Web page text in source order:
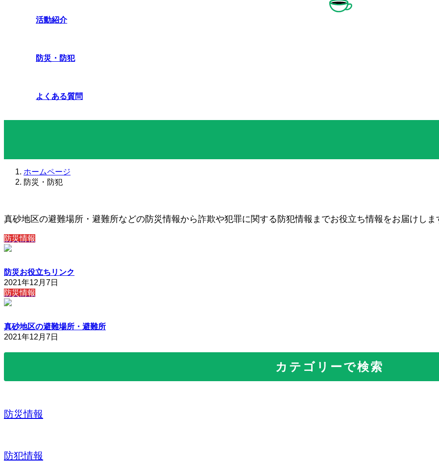
活動紹介
防災・防犯
よくある質問
ホームページ
防災・防犯
真砂地区の避難場所・避難所などの防災情報から詐欺や犯罪に関する防犯情報までお役立ち情報をお届けしま
防災情報
防災お役立ちリンク
2021年12月7日
防災情報
真砂地区の避難場所・避難所
2021年12月7日
カテゴリーで検索
防災情報
防犯情報